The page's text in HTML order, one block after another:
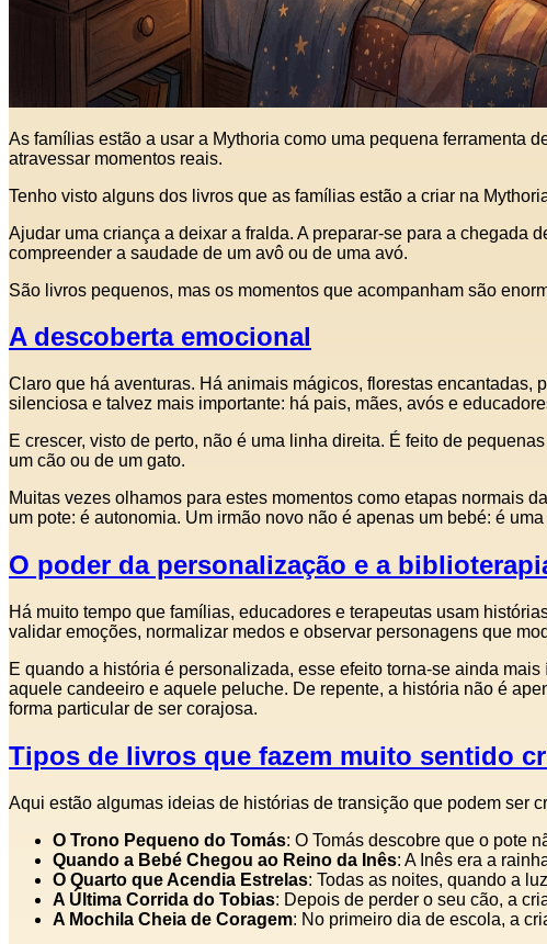
As famílias estão a usar a Mythoria como uma pequena ferramenta
atravessar momentos reais.
Tenho visto alguns dos livros que as famílias estão a criar na
Ajudar uma criança a deixar a fralda. A preparar-se para a chegada
compreender a saudade de um avô ou de uma avó.
São livros pequenos, mas os momentos que acompanham são
A descoberta emocional
Claro que há aventuras. Há animais mágicos, florestas
silenciosa e talvez mais importante: há pais, mães, avós e
E crescer, visto de perto, não é uma linha direita. É feito de
um cão ou de um gato.
Muitas vezes olhamos para estes momentos como etapas normais
um pote: é autonomia. Um irmão novo não é apenas um bebé: é
O poder da personalização e a
Há muito tempo que famílias, educadores e terapeutas usam
validar emoções, normalizar medos e observar personagens que
E quando a história é personalizada, esse efeito torna-se ainda
aquele candeeiro e aquele peluche. De repente, a história não é
forma particular de ser corajosa.
Tipos de livros que fazem muito sentido
Aqui estão algumas ideias de histórias de transição que podem ser
O Trono Pequeno do Tomás: O Tomás descobre que o pote
Quando a Bebé Chegou ao Reino da Inês: A Inês era a
O Quarto que Acendia Estrelas: Todas as noites, quando a
A Última Corrida do Tobias: Depois de perder o seu cão, a
A Mochila Cheia de Coragem: No primeiro dia de escola, a